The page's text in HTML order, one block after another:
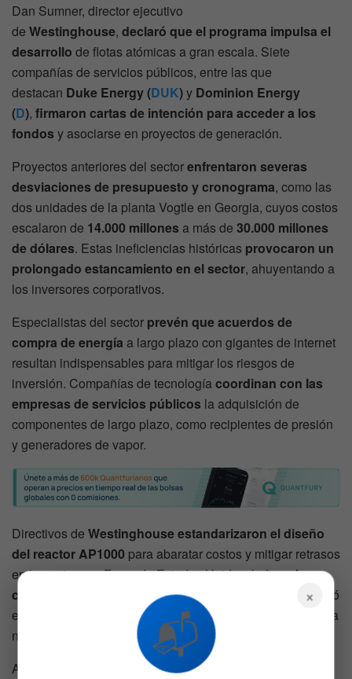
Dan Sumner, director ejecutivo
de Westinghouse, declaró que el programa impulsa el
desarrollo de flotas atómicas a gran escala. Siete
compañías de servicios públicos, entre las que
destacan Duke Energy (DUK)y Dominion Energy
(D), firmaron cartas de intención para acceder a los
fondos y asociarse en proyectos de generación.
Proyectos anteriores del sectorenfrentaron severas
desviaciones de presupuesto y cronograma, como las
dos unidades de la planta Vogtle en Georgia, cuyos costos
escalaron de 14.000 millones a más de 30.000 millones
de dólares. Estas ineficiencias históricas provocaron un
prolongado estancamiento en el sector, ahuyentando a
los inversores corporativos.
Especialistas del sector prevén que acuerdos de
compra de energía a largo plazo con gigantes de internet
resultan indispensables para mitigar los riesgos de
inversión. Compañías de tecnologíacoordinan con las
empresas de servicios públicos la adquisición de
componentes de largo plazo, como recipientes de presión
y generadores de vapor.
Directivos de Westinghouseestandarizaron el diseño
del reactor AP1000 para abaratar costos y mitigar retrasos
en las entregas. Fuera de Estados Unidos, la firmaha
construido cuatro reactores en China
, país que modificó
el diseño original para desarrollar su propia versión bajo la
nomenclatura de CAP1000.
Asegurar el suministro eléctrico mediante reactores
×
📬